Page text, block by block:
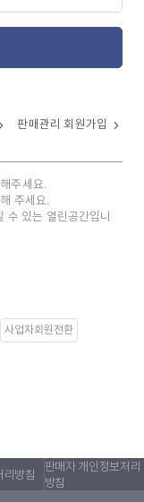
판매관리 회원가입
주세요.
주세요.
수 있는 열린공간입니
사업자회원전환
리방침
판매자 개인정보처리
방침